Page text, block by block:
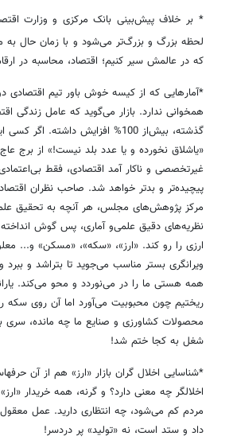
* بر خلاف پیش‌بینی بانک مرکزی و وزارت
لحظه بزرگ و بزرگ‌تر می‌شود و با زمان حال به
که در عالمش سیر کنیم؛ اقتصاد، محاسبه در
*آمارهایی که از کیسه خوش باور تیم اقتصادی
همخوانی ندارد. بازار می‌گوید که عامل
گذشته، بیش‌از 100%
افزایش داشته. اگر کسی
«یاشلاق نخورده و یا عدد بلد نیست!» از برج
غیرتخصصی و ناکار آمد اقتصادی، فقط
پیچیده‌تر و بد‌تر خواهد شد. صاحب نظران
مرکز پژوهش‌های مجلس، هر آنچه به تحقیق
نظریه‌های دقیق علمی‌و آماری، پس گوش
ارزی را رو کند. «ارز»، «سکه»، «مسکن» و...
ویرانگری بستر مناسب می‌جوید تا بتراشد و
همه هستی ما را در می‌نوردد و محو می‌کند.
ریختیم چون محبوبیت می‌آورد اما آن روی سکه
محصولات کشاورزی و صنایع ما چه مانده، سری
شغل به کجا ختم شد!
*شناسایی اخلال گران بازار «ارز» هم از آن
اخلالگر چه معنی دارد؟ و گرنه، همه خریدار
مردم کم می‌شود، چه انتظاری دارید. عمل
داد و ستد است، نه «تولید» پر دردسر!